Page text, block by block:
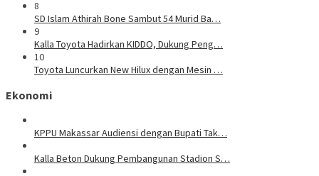
8
SD Islam Athirah Bone Sambut 54 Murid Ba…
9
Kalla Toyota Hadirkan KIDDO, Dukung Peng…
10
Toyota Luncurkan New Hilux dengan Mesin …
Ekonomi
KPPU Makassar Audiensi dengan Bupati Tak…
Kalla Beton Dukung Pembangunan Stadion S…